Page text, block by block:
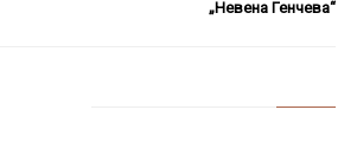
„Невена Генчева“